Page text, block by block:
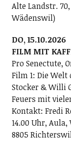
Alte Landstr.
Wädenswil)
DO, 15.10.2026
FILM MIT
Pro Senectute,
Film 1: Die Welt
Stocker & Willi
Feuers mit
Kontakt: Fredi
14.00 Uhr,
8805